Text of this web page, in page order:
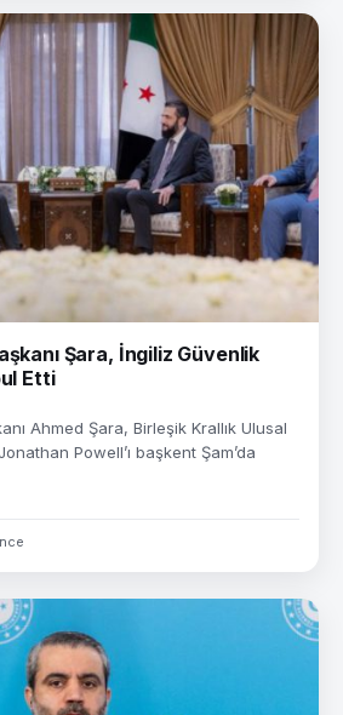
Şara, İngiliz Güvenlik
Etti
Ahmed Şara, Birleşik Krallık Ulusal
Powell’ı başkent Şam’da